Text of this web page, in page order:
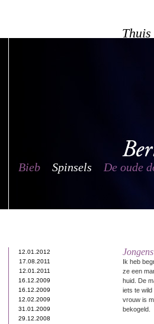
Ik heb
ze een
huid. De
iets te
vrouw is
bekogeld.
Thuis
Bieb Spinsels De oude
12.01.2012
17.08.2011
12.01.2011
16.12.2009
16.12.2009
12.02.2009
31.01.2009
29.12.2008